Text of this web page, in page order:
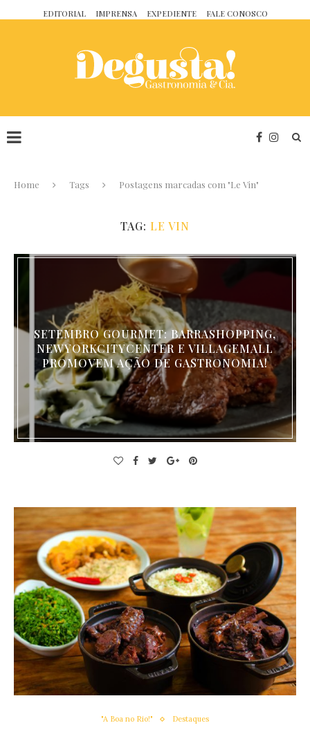
EDITORIAL IMPRENSA EXPEDIENTE FALE CONOSCO
Home Tags Postagens marcadas com "Le Vin"
TAG: LE VIN
SETEMBRO GOURMET: BARRASHOPPING,
NEWYORKCITYCENTER E VILLAGEMALL
PROMOVEM AÇÃO DE GASTRONOMIA!
"A Boa no Rio!" Destaques